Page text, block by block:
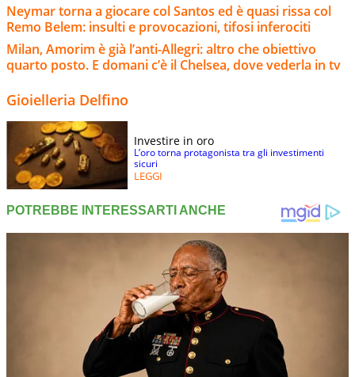
Neymar torna a giocare col Santos ed è quasi rissa col
Remo Belem: insulti e provocazioni, tifosi inferociti
Milan, Amorim è già l’anti-Allegri: altro che obiettivo
quarto posto. E domani c’è il Chelsea, dove vederla in tv
Gioielleria Delfino
Investire in oro
L’oro torna protagonista tra gli investimenti
sicuri
LEGGI